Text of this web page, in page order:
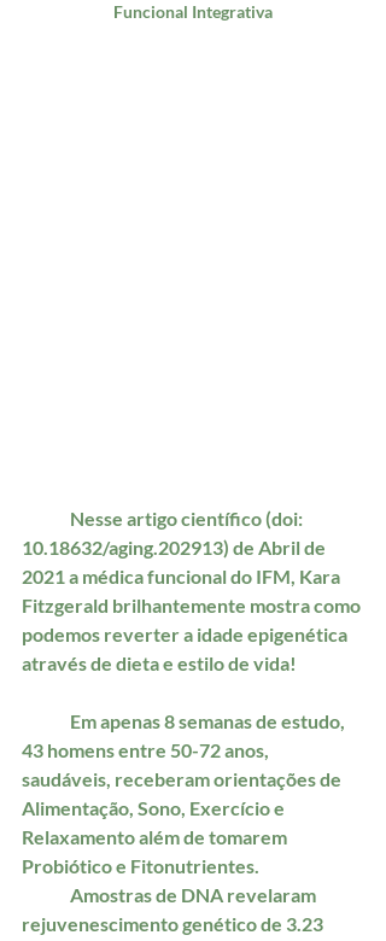
Funcional Integrativa
10.18632/aging.202913) de Abril de
2021 a médica funcional do IFM, Kara
Fitzgerald brilhantemente mostra como
podemos reverter a idade epigenética
através de dieta e estilo de vida!
43 homens entre 50-72 anos,
saudáveis, receberam orientações de
Alimentação, Sono, Exercício e
Relaxamento além de tomarem
Probiótico e Fitonutrientes.
rejuvenescimento genético de 3.23